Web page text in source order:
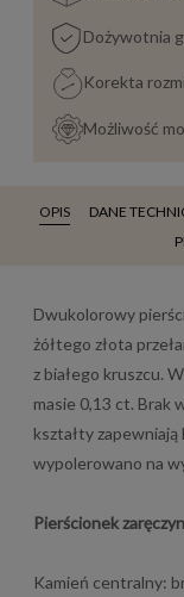
Dożywotnia
Korekta
Możliwość
OPIS DANE
Dwukolorowy
żółtego złota
z białego kruszcu.
masie 0,13 ct. Brak
kształty
wypolerowano na
Pierścionek
Kamień centralny: